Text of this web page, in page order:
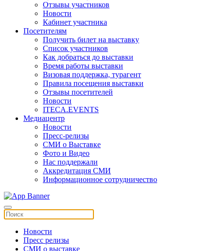
Отзывы участников
Новости
Кабинет участника
Посетителям
Получить билет на выставку
Список участников
Как добраться до выставки
Время работы выставки
Визовая поддержка, турагент
Правила посещения выставки
Отзывы посетителей
Новости
ITECA.EVENTS
Медиацентр
Новости
Пресс-релизы
СМИ о Выставке
Фото и Видео
Нас поддержали
Аккредитация СМИ
Информационное сотрудничество
Новости
Пресс релизы
СМИ о выставке